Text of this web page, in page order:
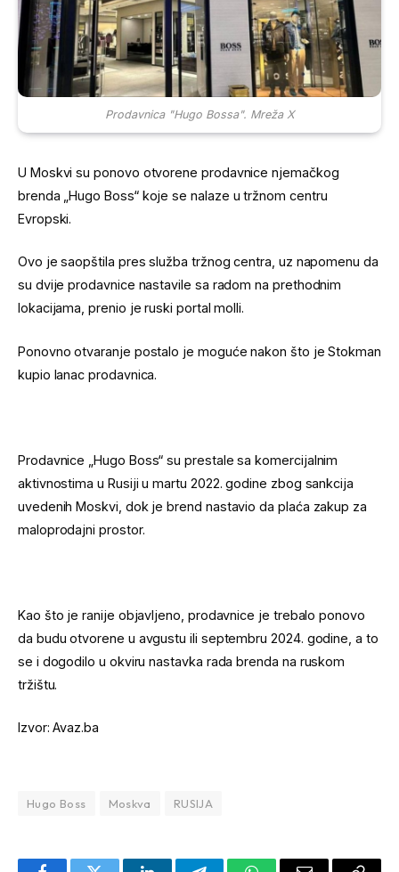
Prodavnica "Hugo Bossa". Mreža X
U Moskvi su ponovo otvorene prodavnice njemačkog
brenda „Hugo Boss“ koje se nalaze u tržnom centru
Evropski.
Ovo je saopštila pres služba tržnog centra, uz napomenu da
su dvije prodavnice nastavile sa radom na prethodnim
lokacijama, prenio je ruski portal molli.
Ponovno otvaranje postalo je moguće nakon što je Stokman
kupio lanac prodavnica.
Prodavnice „Hugo Boss“ su prestale sa komercijalnim
aktivnostima u Rusiji u martu 2022. godine zbog sankcija
uvedenih Moskvi, dok je brend nastavio da plaća zakup za
maloprodajni prostor.
Kao što je ranije objavljeno, prodavnice je trebalo ponovo
da budu otvorene u avgustu ili septembru 2024. godine, a to
se i dogodilo u okviru nastavka rada brenda na ruskom
tržištu.
Izvor: Avaz.ba
Hugo Boss Moskva RUSIJA